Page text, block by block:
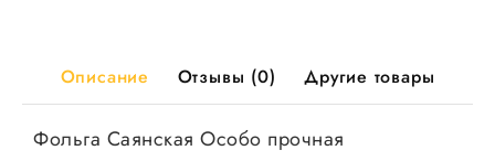
Описание Отзывы (0) Другие товары
Фольга Саянская Особо прочная